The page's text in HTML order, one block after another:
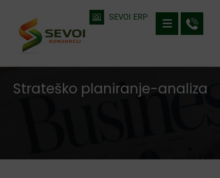
SEVOI ERP
Strateško planiranje-analiza